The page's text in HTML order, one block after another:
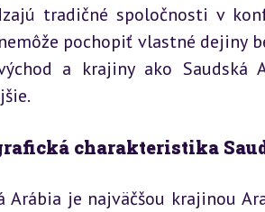
tradičné spoločnosti v
pochopiť vlastné dejiny
a krajiny ako
charakteristika
Arábia je najväčšou krajinou